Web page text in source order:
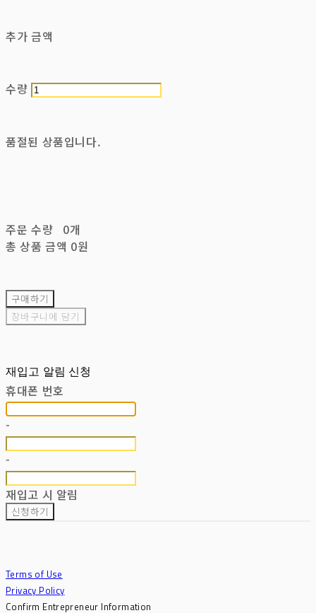
추가 금액
수량
품절된 상품입니다.
주문 수량
0개
총 상품 금액 0원
구매하기
장바구니에 담기
재입고 알림 신청
휴대폰 번호
-
-
재입고 시 알림
신청하기
Terms of Use
Privacy Policy
Confirm Entrepreneur Information